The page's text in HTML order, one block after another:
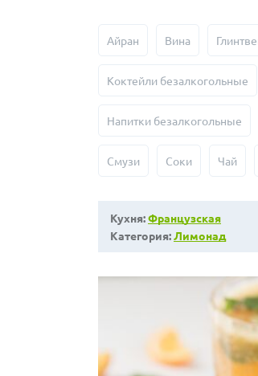
Айран Вина
Коктейли безалкогольные
Напитки безалкогольные
Смузи Соки Чай
Кухня:Французская
Категория:Лимонад